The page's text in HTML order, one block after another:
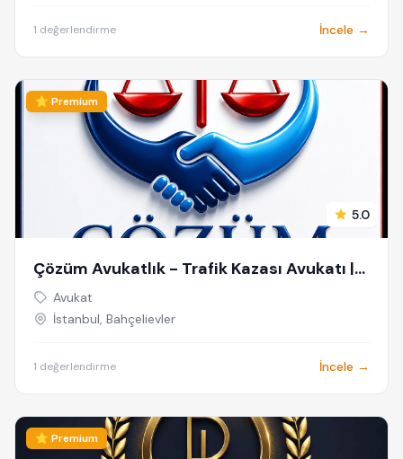
1 değerlendirme İncele →
⭐ Premium
5.0
Çözüm Avukatlık - Trafik Kazası Avukatı |
Sigorta Hukuku Avukatı | Kaza Avukatı |
Trafik Avukatı | Trafik Kazası Ceza Avukatı
Avukat
İstanbul, Bahçelievler
1 değerlendirme İncele →
⭐ Premium